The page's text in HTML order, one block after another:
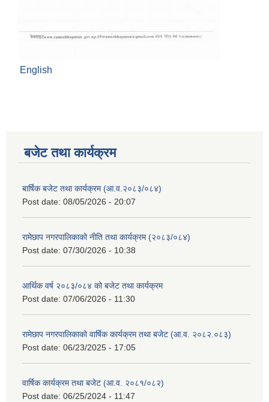
English
बजेट तथा कार्यक्रम
बार्षिक बजेट तथा कार्यक्रम (आ.व.२०८३/०८४)
Post date: 08/05/2026 - 20:07
रामेछाप नगरपालिकाको नीति तथा कार्यक्रम (२०८३/०८४)
Post date: 07/30/2026 - 10:38
आर्थिक वर्ष २०८३/०८४ को बजेट तथा कार्यक्रम
Post date: 07/06/2026 - 11:30
रामेछाप नगरपालिकाको वार्षिक कार्यक्रम तथा बजेट (आ.व. २०८२.०८३)
Post date: 06/23/2025 - 17:05
वार्षिक कार्यक्रम तथा बजेट (आ.व. २०८१/०८२)
Post date: 06/25/2024 - 11:47